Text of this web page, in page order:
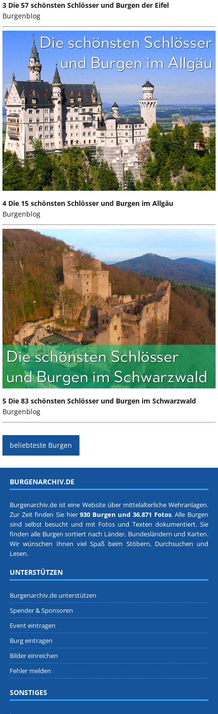
3 Die 57 schönsten Schlösser und Burgen der Eifel
Burgenblog
4 Die 15 schönsten Schlösser und Burgen im Allgäu
Burgenblog
5 Die 83 schönsten Schlösser und Burgen im Schwarzwald
Burgenblog
beliebteste Burgen
BURGENARCHIV.DE
Burgenarchiv.de ist eine Website über mittelalterliche Wehranlagen.
Zur Zeit finden Sie hier930 Burgen und 36.871 Fotos. Alle Burgen
sind selbst besucht und mit Fotos und Texten dokumentiert. Sie
finden alle Burgen sortiert nach Länder, Bundesländern und Karten.
Wir wünschen Ihnen viel Spaß beim Stöbern, Durchsuchen und
Lesen.
UNTERSTÜTZEN
Burgenarchiv.de unterstützen
Spender & Sponsoren
Event eintragen
Burg eintragen
Bilder einreichen
Fehler melden
SONSTIGES